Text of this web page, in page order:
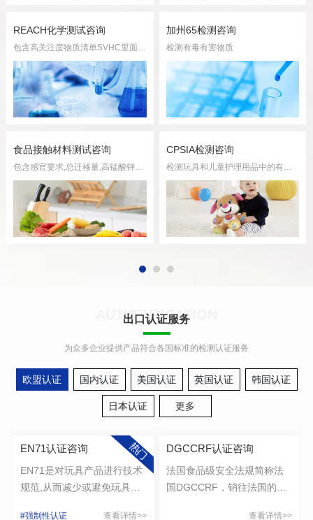
REACH化学测试咨询 加州65检测咨询
检测有毒有害物质
食品接触材料测试咨询
包含感官要求,总迁移量,高锰酸钾消耗量,重金属相关检测服务
CPSIA检测咨询
检测玩具和儿童护理用品中的有害物质邻苯二甲酸盐的含量相关检测
AUTHENTICATION
出口认证服务
为众多企业提供产品符合各国标准的检测认证服务
欧盟认证 国内认证 美国认证 英国认证 韩国认证
日本认证 更多
EN71认证咨询
EN71是对玩具产品进行技术
规范,从而减少或避免玩具对
#强制性认证 查看详情>>
DGCCRF认证咨询
法国食品级安全法规简称法
国DGCCRF，销往法国的这
查看详情>>